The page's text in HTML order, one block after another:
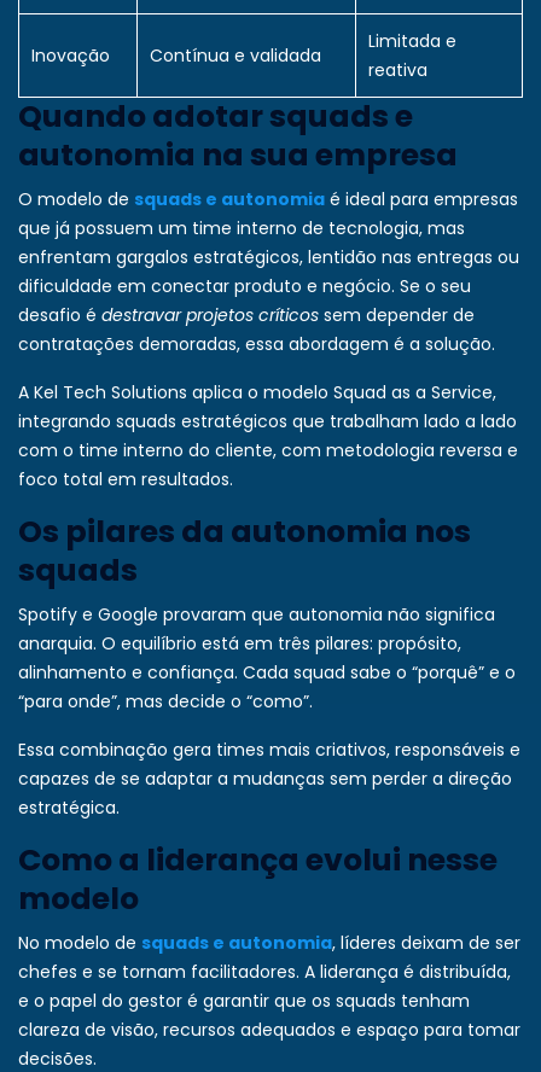
Inovação Contínua e validada
Limitada e
reativa
Quando adotar squads e
autonomia na sua empresa
O modelo de squads e autonomia é ideal para empresas
que já possuem um time interno de tecnologia, mas
enfrentam gargalos estratégicos, lentidão nas entregas ou
dificuldade em conectar produto e negócio. Se o seu
desafio é destravar projetos críticos sem depender de
contratações demoradas, essa abordagem é a solução.
A Kel Tech Solutions aplica o modelo Squad as a Service,
integrando squads estratégicos que trabalham lado a lado
com o time interno do cliente, com metodologia reversa e
foco total em resultados.
Os pilares da autonomia nos
squads
Spotify e Google provaram que autonomia não significa
anarquia. O equilíbrio está em três pilares: propósito,
alinhamento e confiança. Cada squad sabe o “porquê” e o
“para onde”, mas decide o “como”.
Essa combinação gera times mais criativos, responsáveis e
capazes de se adaptar a mudanças sem perder a direção
estratégica.
Como a liderança evolui nesse
modelo
No modelo de squads e autonomia, líderes deixam de ser
chefes e se tornam facilitadores. A liderança é distribuída,
e o papel do gestor é garantir que os squads tenham
clareza de visão, recursos adequados e espaço para tomar
decisões.